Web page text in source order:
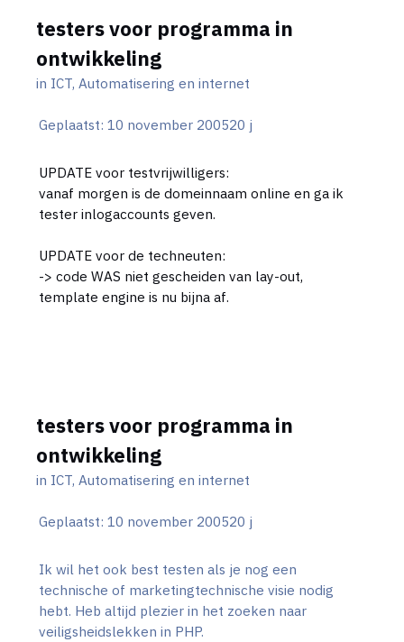
testers voor programma in
ontwikkeling
in ICT, Automatisering en internet
Geplaatst: 10 november 200520 j
UPDATE voor testvrijwilligers:
vanaf morgen is de domeinnaam online en ga ik
tester inlogaccounts geven.
UPDATE voor de techneuten:
-> code WAS niet gescheiden van lay-out,
template engine is nu bijna af.
testers voor programma in
ontwikkeling
in ICT, Automatisering en internet
Geplaatst: 10 november 200520 j
Ik wil het ook best testen als je nog een
technische of marketingtechnische visie nodig
hebt. Heb altijd plezier in het zoeken naar
veiligsheidslekken in PHP.